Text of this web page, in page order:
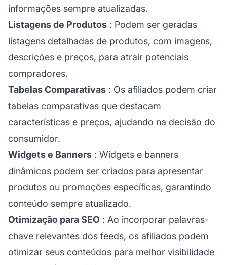
informações sempre atualizadas.
Listagens de Produtos : Podem ser geradas
listagens detalhadas de produtos, com imagens,
descrições e preços, para atrair potenciais
compradores.
Tabelas Comparativas : Os afiliados podem criar
tabelas comparativas que destacam
características e preços, ajudando na decisão do
consumidor.
Widgets e Banners : Widgets e banners
dinâmicos podem ser criados para apresentar
produtos ou promoções específicas, garantindo
conteúdo sempre atualizado.
Otimização para SEO : Ao incorporar palavras-
chave relevantes dos feeds, os afiliados podem
otimizar seus conteúdos para melhor visibilidade